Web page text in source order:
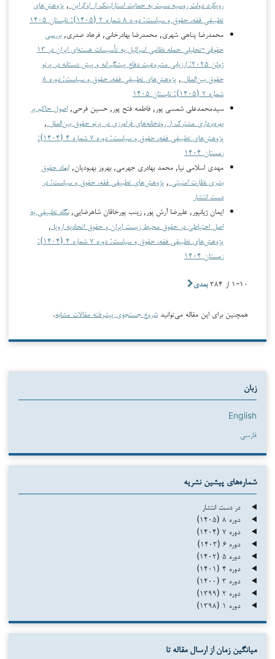
رویکرد دولت روسیه نسبت به حمایت استارلینک از اوکراین , پژوهش‌های
تطبیقی فقه، حقوق و سیاست: دوره ۸ شماره ۲ (۱۴۰۵): تابستان ۱۴۰۵
محمدرضا پناهی شهری, محمدرضا بهادرخانی, فرهاد صدری,بررسی
حقوقی-تحلیلی حمله نظامی اسرائیل به تأسیسات هسته‌ای ایران در ۱۳
ژوئن ۲۰۲۵: ارزیابی مشروعیت دفاع پیشگیرانه و پیش دستانه در پرتو
حقوق بین‌الملل ,
پژوهش‌های تطبیقی فقه، حقوق و سیاست: دوره ۸
شماره ۲ (۱۴۰۵): تابستان ۱۴۰۵
سیدمحمدعلی شمسی پور, فاطمه فتح پور, حسین فرحی, اصول حاکم بر
بهره‌‌‌‌برداری مشترک از رودخانه‌‌‌‌‌‌‌‌‌‌‌‌های فرامرزی در پرتو حقوق بین‌‌الملل ,
پژوهش‌های تطبیقی فقه، حقوق و سیاست: دوره ۷ شماره ۴ (۱۴۰۴):
زمستان ۱۴۰۴
مهدی اسلامی نیا, محمد بهادری جهرمی, بهروز بهبودیان, ابعاد حقوق
بشری نظارت امنیتی , پژوهش‌های تطبیقی فقه، حقوق و سیاست: در
دست انتشار
ایمان ژیانپور, علیرضا آرش پور, زینب پورخاقان شاهرضایی,نگاه تطبیقی به
اصل احتیاطی در حقوق محیط زیست ایران و حقوق اتحادیه اروپا ,
پژوهش‌های تطبیقی فقه، حقوق و سیاست: دوره ۷ شماره ۴ (۱۴۰۴):
زمستان ۱۴۰۴
۱-۱۰ از ۳۸۴ بعدی
همچنین برای این مقاله می‌توانید شروع جستجوی پیشرفته مقالات مشابه.
زبان
English
فارسی
شماره‌های پیشین نشریه
در دست انتشار
دوره ۸ (۱۴۰۵)
دوره ۷ (۱۴۰۴)
دوره ۶ (۱۴۰۳)
دوره ۵ (۱۴۰۲)
دوره ۴ (۱۴۰۱)
دوره ۳ (۱۴۰۰)
دوره ۲ (۱۳۹۹)
دوره ۱ (۱۳۹۸)
میانگین زمان از ارسال مقاله تا